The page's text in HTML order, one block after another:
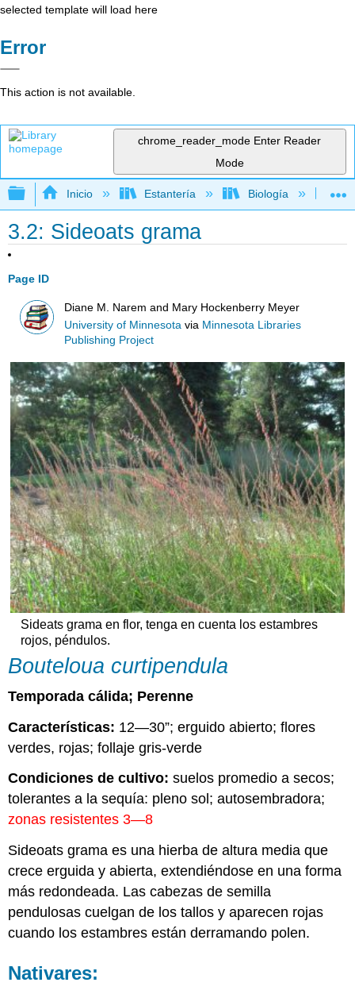
selected template will load here
Error
This action is not available.
chrome_reader_mode Enter Reader
Mode
Expandir/contraer jerarquía global
Inicio Estantería Biología
3.2: Sideoats grama
Page ID
Diane M. Narem and Mary Hockenberry Meyer
University of Minnesota via Minnesota Libraries
Publishing Project
Sideats grama en flor, tenga en cuenta los estambres
rojos, péndulos.
Bouteloua curtipendula
Temporada cálida; Perenne
Características: 12—30”; erguido abierto; flores
verdes, rojas; follaje gris-verde
Condiciones de cultivo: suelos promedio a secos;
tolerantes a la sequía: pleno sol; autosembradora;
zonas resistentes 3—8
Sideoats grama es una hierba de altura media que
crece erguida y abierta, extendiéndose en una forma
más redondeada. Las cabezas de semilla
pendulosas cuelgan de los tallos y aparecen rojas
cuando los estambres están derramando polen.
Nativares: